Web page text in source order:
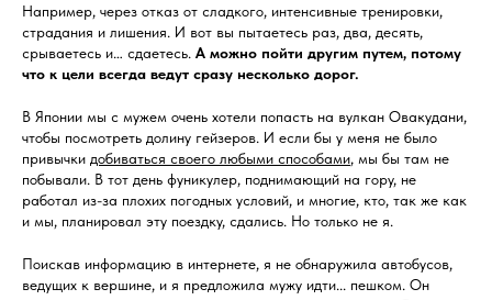
Например, через отказ от сладкого, интенсивные тренировки,
страдания и лишения. И вот вы пытаетесь раз, два, десять,
срываетесь и… сдаетесь. А можно пойти другим путем, потому
что к цели всегда ведут сразу несколько дорог.
В Японии мы с мужем очень хотели попасть на вулкан Овакудани,
чтобы посмотреть долину гейзеров. И если бы у меня не было
привычки добиваться своего любыми способами, мы бы там не
побывали. В тот день фуникулер, поднимающий на гору, не
работал из-за плохих погодных условий, и многие, кто, так же как
и мы, планировал эту поездку, сдались. Но только не я.
Поискав информацию в интернете, я не обнаружила автобусов,
ведущих к вершине, и я предложила мужу идти... пешком. Он